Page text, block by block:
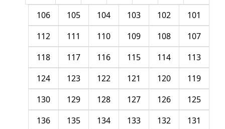
101
102
103
104
105
106
107
108
109
110
111
112
113
114
115
116
117
118
119
120
121
122
123
124
125
126
127
128
129
130
131
132
133
134
135
136